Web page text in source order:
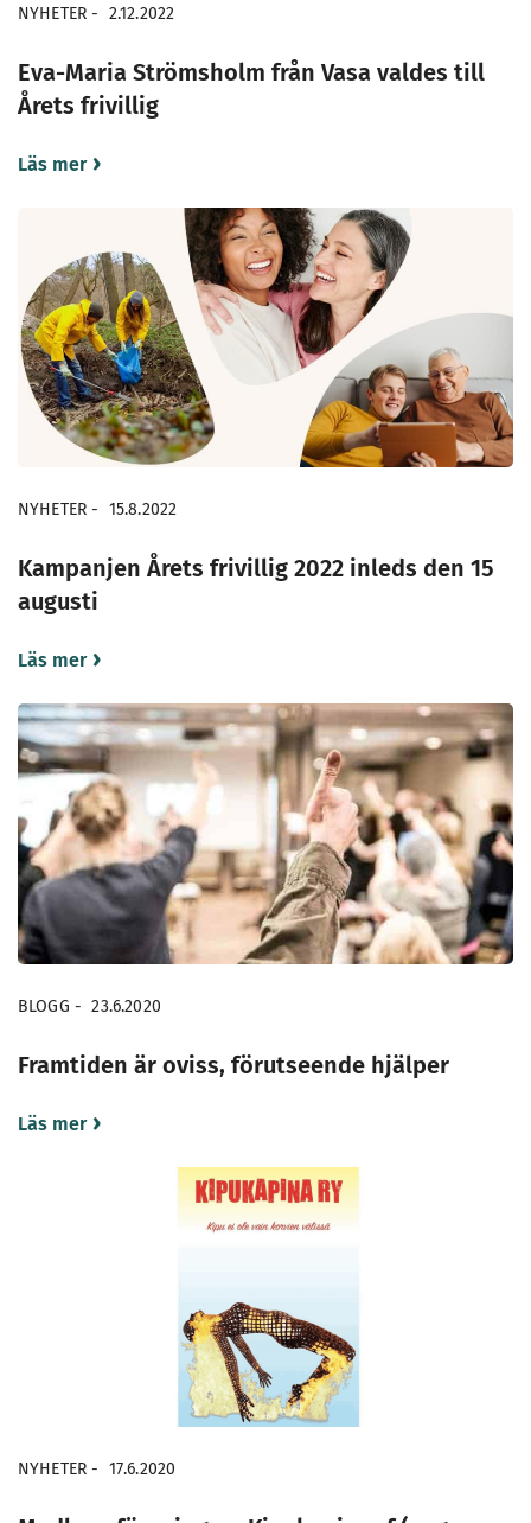
NYHETER - 2.12.2022
Eva-Maria Strömsholm från Vasa valdes till
Årets frivillig
Läs mer
NYHETER - 15.8.2022
Kampanjen Årets frivillig 2022 inleds den 15
augusti
Läs mer
BLOGG - 23.6.2020
Framtiden är oviss, förutseende hjälper
Läs mer
NYHETER - 17.6.2020